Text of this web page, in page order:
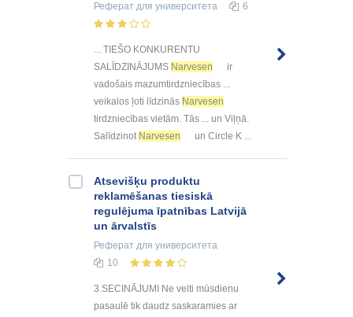
Реферат для университета 6
... TIEŠO KONKURENTU
SALĪDZINĀJUMS Narvesen
ir
vadošais mazumtirdzniecības ...
veikalos ļoti līdzinās Narvesen
tirdzniecības vietām. Tās ... un Viļņā.
Salīdzinot Narvesen un Circle K ...
Atsevišķu produktu
reklamēšanas tiesiskā
regulējuma īpatnības Latvijā
un ārvalstīs
Реферат для университета
10
3.SECINĀJUMI Ne velti mūsdienu
pasaulē tik daudz saskaramies ar